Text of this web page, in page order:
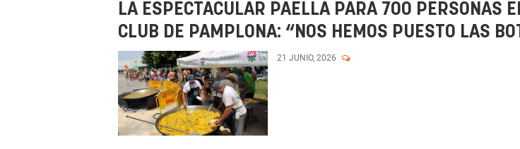
LA ESPECTACULAR PAELLA PARA 700 PERSONAS
CLUB DE PAMPLONA: “NOS HEMOS PUESTO LAS
21 JUNIO, 2026